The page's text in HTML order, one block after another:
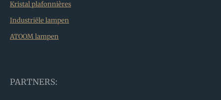
Kristal plafonnières
Industriële lampen
ATOOM lampen
PARTNERS: